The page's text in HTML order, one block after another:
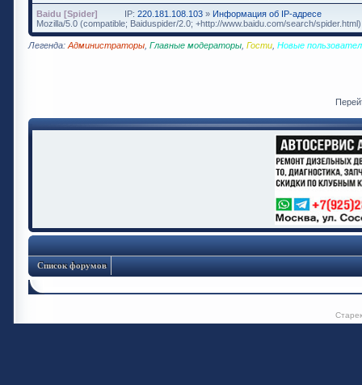
Baidu [Spider]
IP: 220.181.108.103 » Информация об IP-адресе
Mozilla/5.0 (compatible; Baiduspider/2.0; +http://www.baidu.com/search/spider.html)
Легенда: Администраторы Главные модераторы Гости Новые
Список форумов